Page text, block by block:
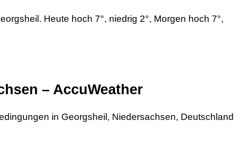
Heute hoch 7°, niedrig 2°, Morgen hoch 7°,
– AccuWeather
in Georgsheil, Niedersachsen, Deutschland